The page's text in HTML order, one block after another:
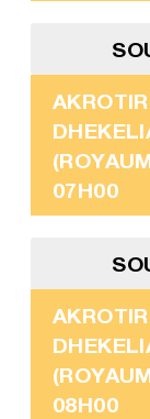
07H00
08H00